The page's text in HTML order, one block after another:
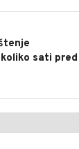
sati pred